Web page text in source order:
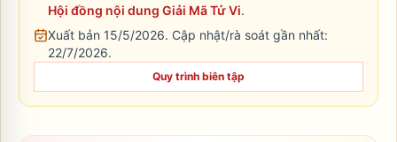
Hội đồng nội dung Giải Mã Tử Vi.
Xuất bản 15/5/2026. Cập nhật/rà soát gần nhất:
22/7/2026.
Quy trình biên tập